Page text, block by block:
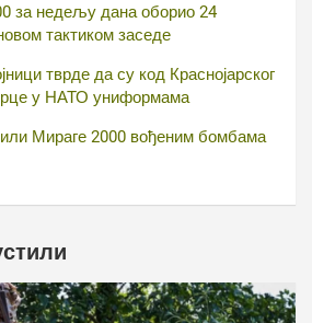
за недељу дана оборио 24
тактиком заседе
тврде да су код Краснојарског
у НАТО униформама
Мираге 2000 вођеним бомбама